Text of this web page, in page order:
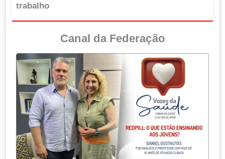
trabalho
Canal da Federação